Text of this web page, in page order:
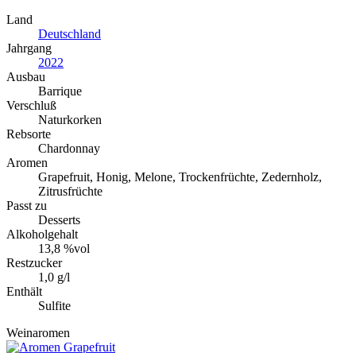
Land
Deutschland
Jahrgang
2022
Ausbau
Barrique
Verschluß
Naturkorken
Rebsorte
Chardonnay
Aromen
Grapefruit, Honig, Melone, Trockenfrüchte, Zedernholz,
Zitrusfrüchte
Passt zu
Desserts
Alkoholgehalt
13,8 %vol
Restzucker
1,0 g/l
Enthält
Sulfite
Weinaromen